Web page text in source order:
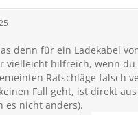
denn für ein Ladekabel
vielleicht hilfreich, wenn
Ratschläge falsch
Fall geht, ist direkt
es nicht anders).